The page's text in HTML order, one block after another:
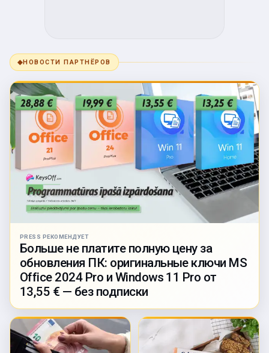
◆НОВОСТИ ПАРТНЁРОВ
PRESS РЕКОМЕНДУЕТ
Больше не платите полную цену за
обновления ПК: оригинальные ключи MS
Office 2024 Pro и Windows 11 Pro от
13,55 € — без подписки